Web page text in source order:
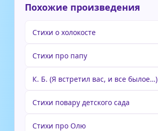
Похожие произведения
Стихи о холокосте
Стихи про папу
К. Б. (Я встретил вас, и все былое…)
Стихи повару детского сада
Стихи про Олю